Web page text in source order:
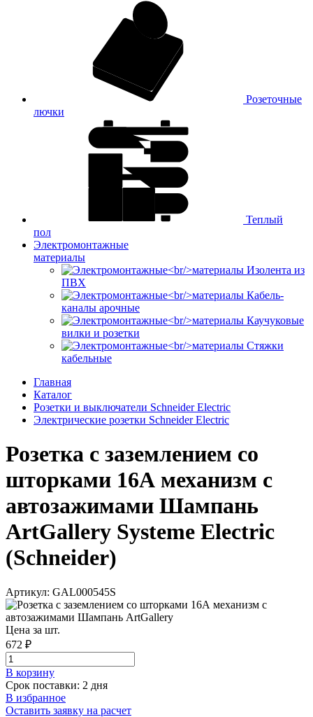
Розеточные
лючки
Теплый
пол
Электромонтажные
материалы
Изолента из
ПВХ
Кабель-
каналы арочные
Каучуковые
вилки и розетки
Стяжки
кабельные
Главная
Каталог
Розетки и выключатели Schneider Electric
Электрические розетки Schneider Electric
Розетка с заземлением со
шторками 16А механизм с
автозажимами Шампань
ArtGallery Systeme Electric
(Schneider)
Артикул: GAL000545S
Цена за шт.
672 ₽
В корзинy
Срок поставки: 2 дня
В избранное
Оставить заявку на расчет